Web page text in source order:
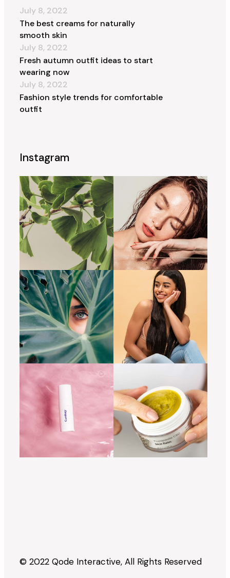
July 8, 2022
The best creams for naturally
smooth skin
July 8, 2022
Fresh autumn outfit ideas to start
wearing now
July 8, 2022
Fashion style trends for comfortable
outfit
Instagram
© 2022Qode Interactive, All Rights Reserved